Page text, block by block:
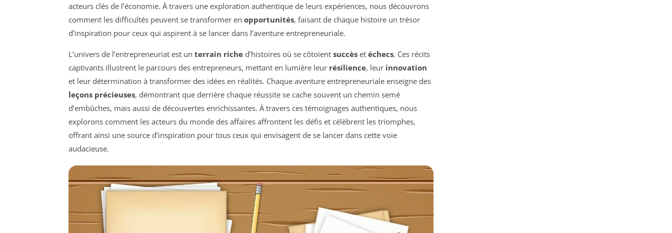
acteurs clés de l’économie. À travers une exploration authentique de leurs expériences, nous découvrons
comment les difficultés peuvent se transformer en opportunités, faisant de chaque histoire un trésor
d’inspiration pour ceux qui aspirent à se lancer dans l’aventure entrepreneuriale.
L’univers de l’entrepreneuriat est un terrain riche d’histoires où se côtoient succès et échecs. Ces récits
captivants illustrent le parcours des entrepreneurs, mettant en lumière leur résilience, leur innovation
et leur détermination à transformer des idées en réalités. Chaque aventure entrepreneuriale enseigne des
leçons précieuses, démontrant que derrière chaque réussite se cache souvent un chemin semé
d’embûches, mais aussi de découvertes enrichissantes. À travers ces témoignages authentiques, nous
explorons comment les acteurs du monde des affaires affrontent les défis et célèbrent les triomphes,
offrant ainsi une source d’inspiration pour tous ceux qui envisagent de se lancer dans cette voie
audacieuse.